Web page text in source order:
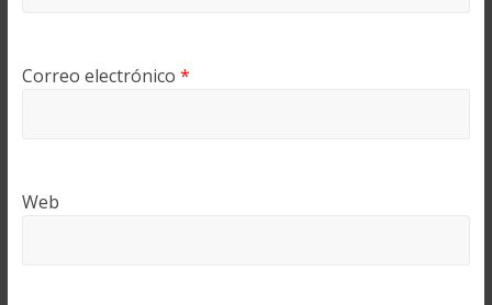
Correo electrónico *
Web